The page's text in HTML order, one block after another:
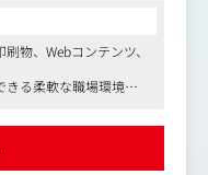
、インタビューフォ
作
コンテンツ、動画
物、Webコンテンツ、
る柔軟な職場環境